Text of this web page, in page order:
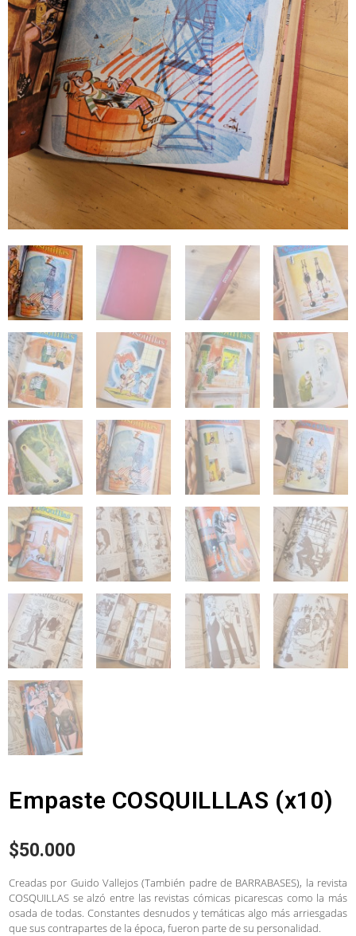
Empaste COSQUILLLAS (x10)
$50.000
Creadas por Guido Vallejos (También padre de BARRABASES), la revista
COSQUILLAS se alzó entre las revistas cómicas picarescas como la más
osada de todas. Constantes desnudos y temáticas algo más arriesgadas
que sus contrapartes de la época, fueron parte de su personalidad.